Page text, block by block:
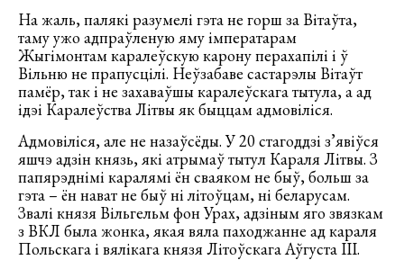
На жаль, палякі разумелі гэта не горш за Вітаўта,
таму ужо адпраўленую яму імператарам
Жыгімонтам каралеўскую карону перахапілі і ў
Вільню не прапусцілі. Неўзабаве састарэлы Вітаўт
памёр, так і не захаваўшы каралеўскага тытула, а ад
ідэі Каралеўства Літвы як быццам адмовіліся.
Адмовіліся, але не назаўсёды. У 20 стагоддзі з’явіўся
яшчэ адзін князь, які атрымаў тытул Караля Літвы. З
папярэднімі каралямі ён сваяком не быў, больш за
гэта – ён нават не быў ні літоўцам, ні беларусам.
Звалі князя Вільгельм фон Урах, адзіным яго звязкам
з ВКЛ была жонка, якая вяла паходжанне ад караля
Польскага і вялікага князя Літоўскага Аўгуста III.